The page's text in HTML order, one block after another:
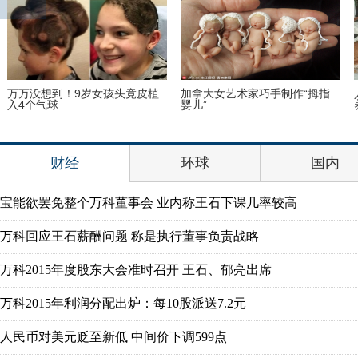
万万没想到！9岁女孩头竟皮植
入4个气球
加拿大女艺术家巧手制作“拇指
婴儿”
财经 环球 国内
宝能欲罢免整个万科董事会 业内称王石下课几率较高
万科回应王石薪酬问题 称是执行董事负责战略
万科2015年度股东大会准时召开 王石、郁亮出席
万科2015年利润分配出炉：每10股派送7.2元
人民币对美元贬至新低 中间价下调599点